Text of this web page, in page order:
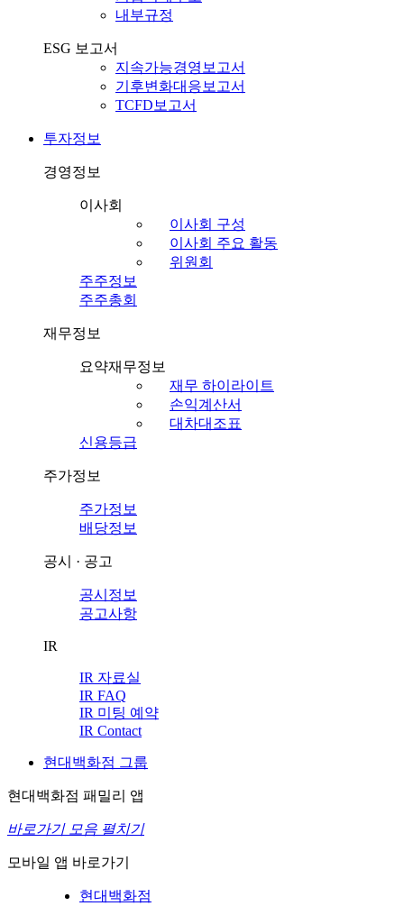
내부규정
ESG 보고서
지속가능경영보고서
기후변화대응보고서
TCFD보고서
투자정보
경영정보
이사회
이사회 구성
이사회 주요 활동
위원회
주주정보
주주총회
재무정보
요약재무정보
재무 하이라이트
손익계산서
대차대조표
신용등급
주가정보
주가정보
배당정보
공시 · 공고
공시정보
공고사항
IR
IR 자료실
IR FAQ
IR 미팅 예약
IR Contact
현대백화점 그룹
현대백화점 패밀리 앱
바로가기 모음 펼치기
모바일 앱 바로가기
현대백화점